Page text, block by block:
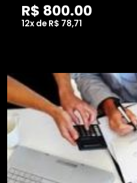
R$ 800.00
12x de R$ 78,71